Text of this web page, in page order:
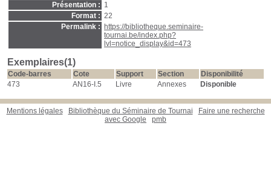
Présentation : 1
Format : 22
Permalink :
https://bibliotheque.seminaire-
tournai.be/index.php?
lvl=notice_display&id=473
Exemplaires(1)
Code-barres Cote Support Section
Disponibilité
473
AN16-I.5 Livre Annexes Disponible
Mentions légales Bibliothèque du Séminaire de Tournai
Faire une recherche
avec Google
pmb